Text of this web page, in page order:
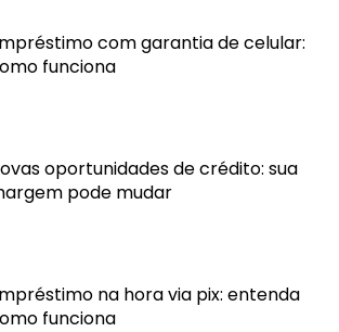
com garantia de celular:
funciona
oportunidades de crédito: sua
pode mudar
na hora via pix: entenda
funciona